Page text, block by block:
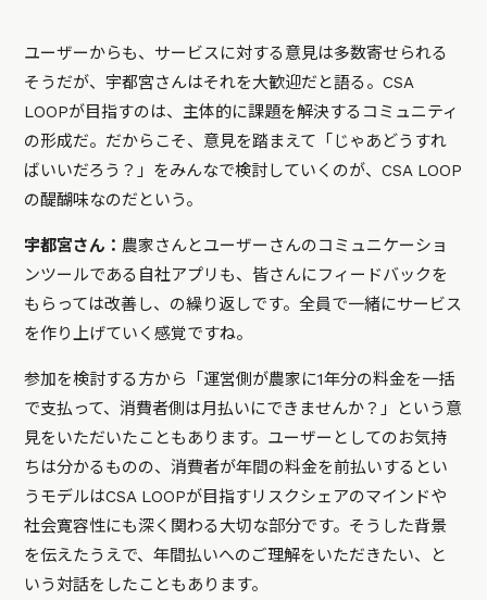
ユーザーからも、サービスに対する意見は多数寄せられる
そうだが、宇都宮さんはそれを大歓迎だと語る。CSA
LOOPが目指すのは、主体的に課題を解決するコミュニティ
の形成だ。だからこそ、意見を踏まえて「じゃあどうすれ
ばいいだろう？」をみんなで検討していくのが、CSA LOOP
の醍醐味なのだという。
宇都宮さん： 農家さんとユーザーさんのコミュニケーショ
ンツールである自社アプリも、皆さんにフィードバックを
もらっては改善し、の繰り返しです。全員で一緒にサービス
を作り上げていく感覚ですね。
参加を検討する方から「運営側が農家に1年分の料金を一括
で支払って、消費者側は月払いにできませんか？」という意
見をいただいたこともあります。ユーザーとしてのお気持
ちは分かるものの、消費者が年間の料金を前払いするとい
うモデルはCSA LOOPが目指すリスクシェアのマインドや
社会寛容性にも深く関わる大切な部分です。そうした背景
を伝えたうえで、年間払いへのご理解をいただきたい、と
いう対話をしたこともあります。